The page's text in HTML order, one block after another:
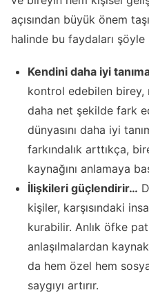
açısından büyük önem
halinde bu faydaları şöyle
Kendini daha iyi
kontrol edebilen birey,
daha net şekilde fark
dünyasını daha iyi
farkındalık arttıkça,
kaynağını anlamaya
İlişkileri güçlendirir…
kişiler, karşısındaki
kurabilir. Anlık öfke
anlaşılmalardan
da hem özel hem
saygıyı artırır.